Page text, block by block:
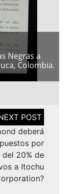
Negras a
Colombia.
deberá
por
del 20% de
a Itochu